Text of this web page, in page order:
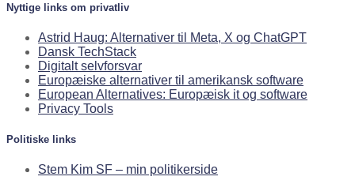
Nyttige links om privatliv
Astrid Haug: Alternativer til Meta, X og ChatGPT
Dansk TechStack
Digitalt selvforsvar
Europæiske alternativer til amerikansk software
European Alternatives: Europæisk it og software
Privacy Tools
Politiske links
Stem Kim SF – min politikerside